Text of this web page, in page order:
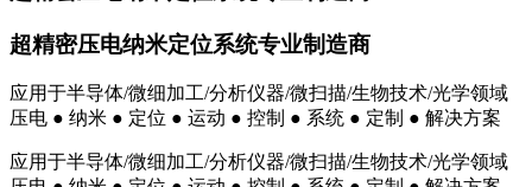
超精密压电纳米定位系统专业制造商
应用于半导体/微细加工/分析仪器/微扫描/生物技术/光学领域
压电 ● 纳米 ● 定位 ● 运动 ● 控制 ● 系统 ● 定制 ● 解决方案
应用于半导体/微细加工/分析仪器/微扫描/生物技术/光学领域